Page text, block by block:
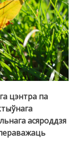
цэнтра па
асяроддзя